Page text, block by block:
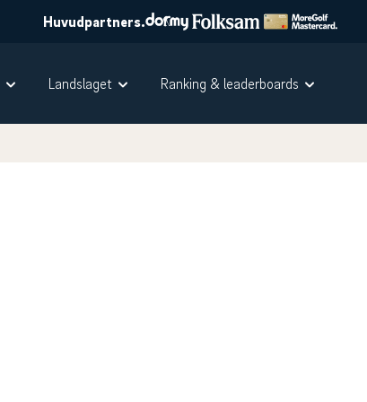
Huvudpartners.
Landslaget Ranking & leaderboards